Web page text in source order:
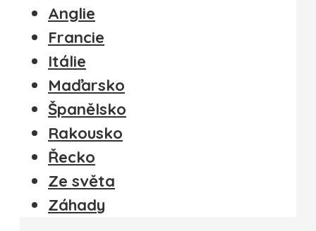
Anglie
Francie
Itálie
Maďarsko
Španělsko
Rakousko
Řecko
Ze světa
Záhady